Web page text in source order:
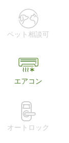
ペット相談可
エアコン
オートロック